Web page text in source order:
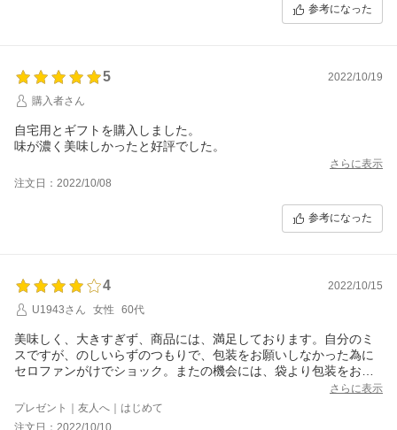
参考になった
5
2022/10/19
購入者さん
自宅用とギフトを購入しました。
味が濃く美味しかったと好評でした。
さらに表示
注文日：2022/10/08
参考になった
4
2022/10/15
U1943さん
女性 60代
美味しく、大きすぎず、商品には、満足しております。自分のミ
スですが、のしいらずのつもりで、包装をお願いしなかった為に
セロファンがけでショック。またの機会には、袋より包装をお願
さらに表示
プレゼント｜友人へ｜はじめて
注文日：2022/10/10